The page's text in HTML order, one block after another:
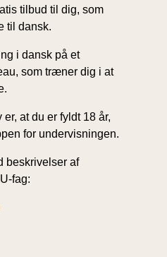
tilbud til dig, som
til dansk.
i dansk på et
som træner dig i at
at du er fyldt 18 år,
for undervisningen.
beskrivelser af
fag: